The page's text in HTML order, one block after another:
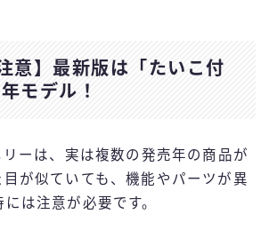
意】最新版は「たいこ付
モデル！
ーは、実は複数の発売年の商品が
が似ていても、機能やパーツが異
は注意が必要です。